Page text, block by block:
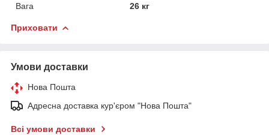
Вага
26 кг
Приховати
Умови доставки
Нова Пошта
Адресна доставка кур'єром "Нова Пошта"
Всі умови доставки